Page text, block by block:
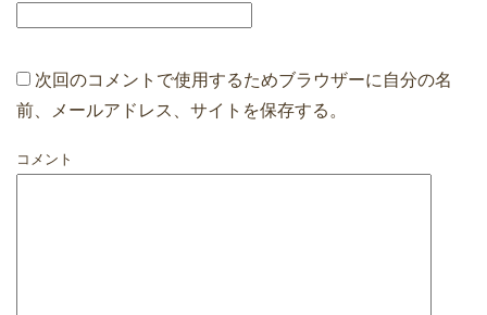
次回のコメントで使用するためブラウザーに自分の名
前、メールアドレス、サイトを保存する。
コメント